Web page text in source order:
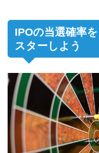
IPOの当選確率
スターしよう